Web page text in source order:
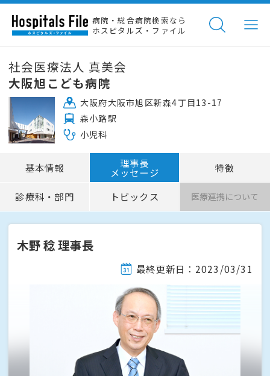
病院・総合病院検索なら
ホスピタルズ・ファイル
社会医療法人 真美会
大阪旭こども病院
大阪府大阪市旭区新森4丁目13-17
森小路駅
小児科
基本情報 理事長
メッセージ 特徴
診療科・部門 トピックス 医療連携について
木野 稔 理事長
最終更新日：2023/03/31